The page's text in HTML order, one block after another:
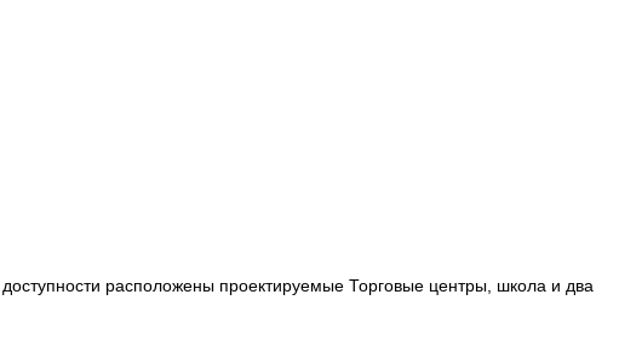
расположены проектируемые Торговые центры, школа и два